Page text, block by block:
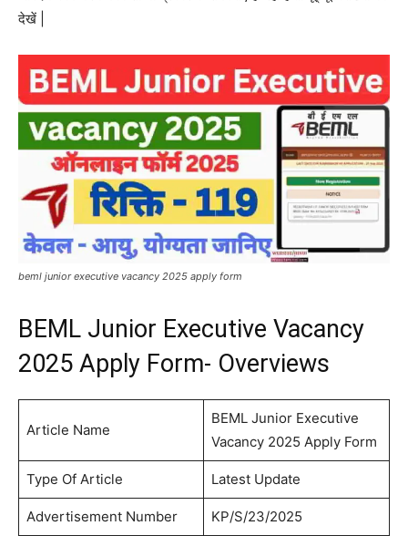
देखें |
beml junior executive vacancy 2025 apply form
BEML Junior Executive Vacancy
2025 Apply Form- Overviews
Article Name
BEML Junior Executive
Vacancy 2025 Apply Form
Type Of Article Latest Update
Advertisement Number KP/S/23/2025